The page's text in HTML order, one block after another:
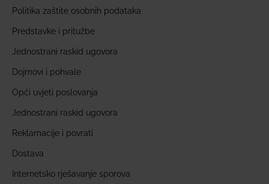
Politika zaštite osobnih podataka
Predstavke i pritužbe
Jednostrani raskid ugovora
Dojmovi i pohvale
Opći uvjeti poslovanja
Jednostrani raskid ugovora
Reklamacije i povrati
Dostava
Internetsko rješavanje sporova